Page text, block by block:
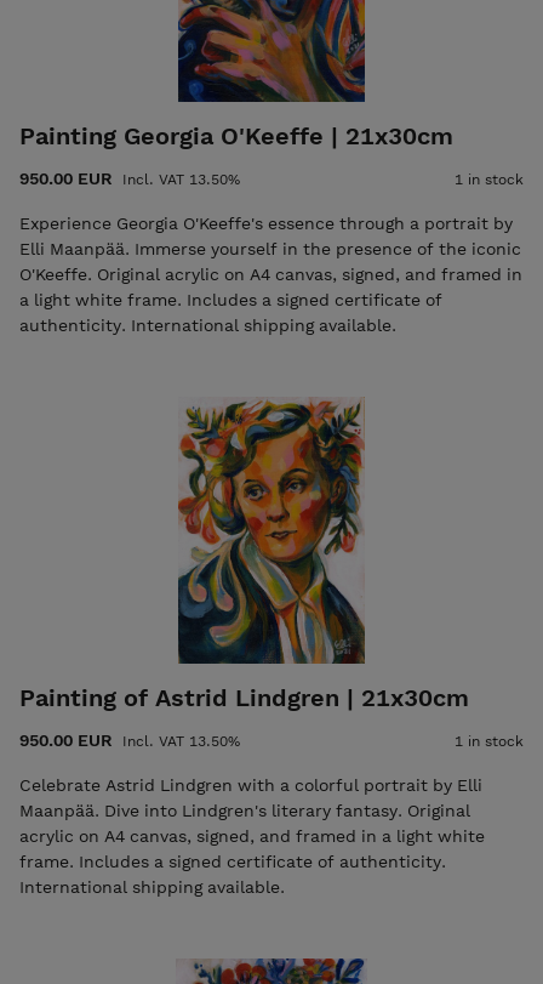
Painting Georgia O'Keeffe | 21x30cm
950.00 EUR Incl. VAT 13.50% 1 in stock
Experience Georgia O'Keeffe's essence through a portrait by
Elli Maanpää. Immerse yourself in the presence of the iconic
O'Keeffe. Original acrylic on A4 canvas, signed, and framed in
a light white frame. Includes a signed certificate of
authenticity. International shipping available.
Painting of Astrid Lindgren | 21x30cm
950.00 EUR Incl. VAT 13.50% 1 in stock
Celebrate Astrid Lindgren with a colorful portrait by Elli
Maanpää. Dive into Lindgren's literary fantasy. Original
acrylic on A4 canvas, signed, and framed in a light white
frame. Includes a signed certificate of authenticity.
International shipping available.